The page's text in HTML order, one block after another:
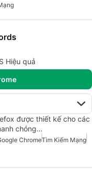
Hiệu quả
được thiết kế cho các
chóng…
ChromeTìm Kiếm Mạng